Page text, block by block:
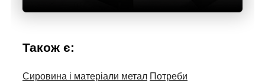
Також є:
Сировина і матеріали метал Потреби